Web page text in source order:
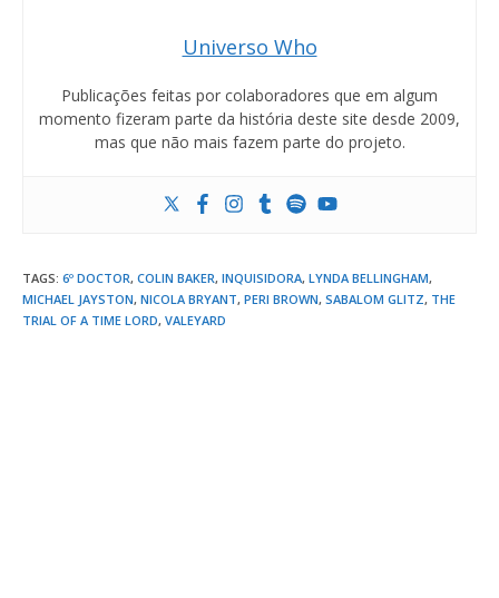
Universo Who
Publicações feitas por colaboradores que em algum
momento fizeram parte da história deste site desde 2009,
mas que não mais fazem parte do projeto.
TAGS: 6º DOCTOR, COLIN BAKER, INQUISIDORA, LYNDA BELLINGHAM,
MICHAEL JAYSTON, NICOLA BRYANT, PERI BROWN, SABALOM GLITZ, THE
TRIAL OF A TIME LORD, VALEYARD